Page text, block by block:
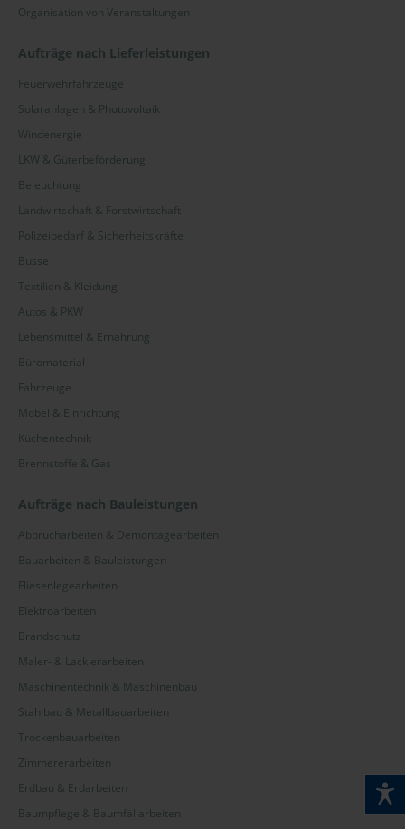
Organisation von Veranstaltungen
Aufträge nach Lieferleistungen
Feuerwehrfahrzeuge
Solaranlagen & Photovoltaik
Windenergie
LKW & Güterbeförderung
Beleuchtung
Landwirtschaft & Forstwirtschaft
Polizeibedarf & Sicherheitskräfte
Busse
Textilien & Kleidung
Autos & PKW
Lebensmittel & Ernährung
Büromaterial
Fahrzeuge
Möbel & Einrichtung
Küchentechnik
Brennstoffe & Gas
Aufträge nach Bauleistungen
Abbrucharbeiten & Demontagearbeiten
Bauarbeiten & Bauleistungen
Fliesenlegearbeiten
Elektroarbeiten
Brandschutz
Maler- & Lackierarbeiten
Maschinentechnik & Maschinenbau
Stahlbau & Metallbauarbeiten
Trockenbauarbeiten
Zimmererarbeiten
Erdbau & Erdarbeiten
Baumpflege & Baumfällarbeiten